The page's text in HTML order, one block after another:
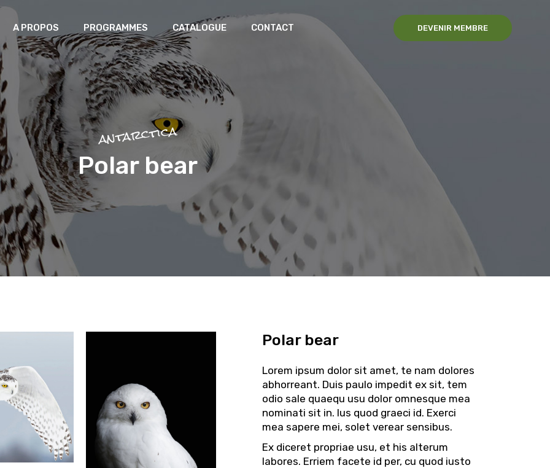
A PROPOS PROGRAMMES
Laboratoire africain des
patrimoines
Greniers du futur
Mémoire Artisanale et Création
CATALOGUE CONTACT DEVENIR MEMBRE
antarctica
Polar bear
Polar bear
Lorem ipsum dolor sit amet, te nam dolores
abhorreant. Duis paulo impedit ex sit, tem
odio sale quaequ usu dolor omnesque mea
nominati sit in. Ius quod graeci id. Exerci
mea sapere mei, solet verear sensibus.
Ex diceret propriae usu, et his alterum
labores. Erriem facete id per, cu quod iusto